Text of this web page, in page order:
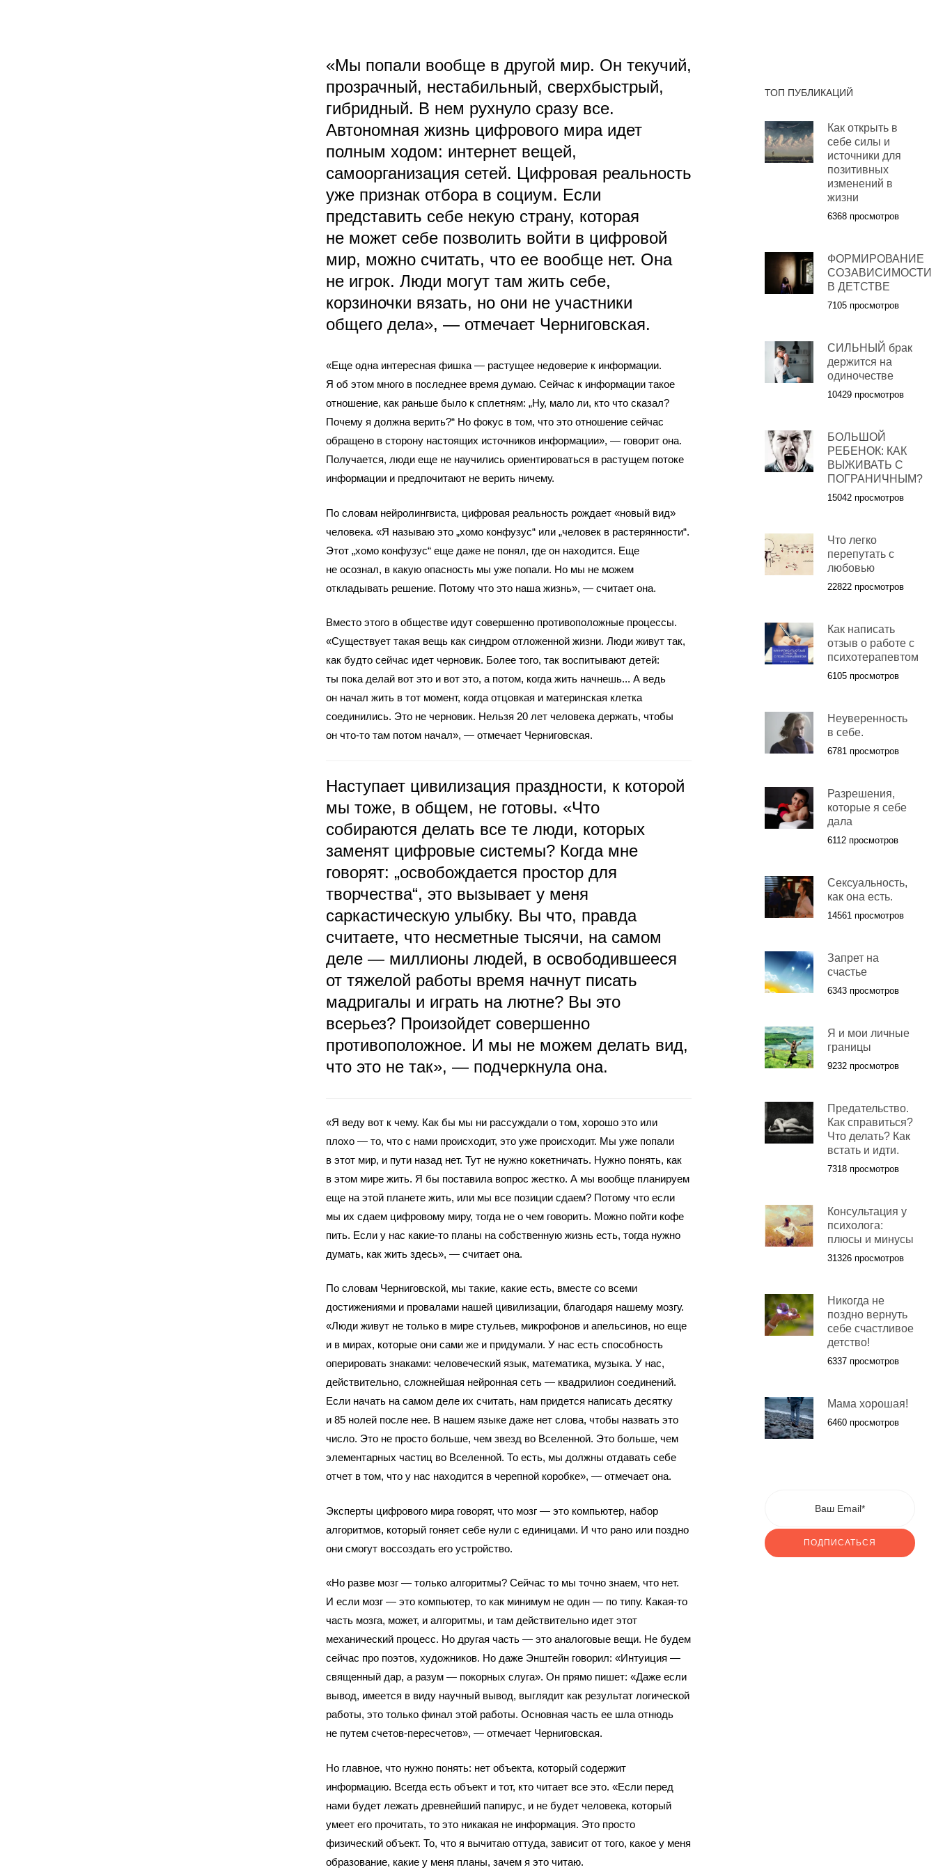
«Мы попали вообще в другой мир. Он текучий,
прозрачный, нестабильный, сверхбыстрый,
гибридный. В нем рухнуло сразу все.
Автономная жизнь цифрового мира идет
полным ходом: интернет вещей,
самоорганизация сетей. Цифровая реальность
уже признак отбора в социум. Если
представить себе некую страну, которая
не может себе позволить войти в цифровой
мир, можно считать, что ее вообще нет. Она
не игрок. Люди могут там жить себе,
корзиночки вязать, но они не участники
общего дела», — отмечает Черниговская.
«Еще одна интересная фишка — растущее недоверие к информации.
Я об этом много в последнее время думаю. Сейчас к информации такое
отношение, как раньше было к сплетням: „Ну, мало ли, кто что сказал?
Почему я должна верить?“ Но фокус в том, что это отношение сейчас
обращено в сторону настоящих источников информации», — говорит она.
Получается, люди еще не научились ориентироваться в растущем потоке
информации и предпочитают не верить ничему.
По словам нейролингвиста, цифровая реальность рождает «новый вид»
человека. «Я называю это „хомо конфузус“ или „человек в растерянности“.
Этот „хомо конфузус“ еще даже не понял, где он находится. Еще
не осознал, в какую опасность мы уже попали. Но мы не можем
откладывать решение. Потому что это наша жизнь», — считает она.
Вместо этого в обществе идут совершенно противоположные процессы.
«Существует такая вещь как синдром отложенной жизни. Люди живут так,
как будто сейчас идет черновик. Более того, так воспитывают детей:
ты пока делай вот это и вот это, а потом, когда жить начнешь... А ведь
он начал жить в тот момент, когда отцовкая и материнская клетка
соединились. Это не черновик. Нельзя 20 лет человека держать, чтобы
он что-то там потом начал», — отмечает Черниговская.
Наступает цивилизация праздности, к которой
мы тоже, в общем, не готовы. «Что
собираются делать все те люди, которых
заменят цифровые системы? Когда мне
говорят: „освобождается простор для
творчества“, это вызывает у меня
саркастическую улыбку. Вы что, правда
считаете, что несметные тысячи, на самом
деле — миллионы людей, в освободившееся
от тяжелой работы время начнут писать
мадригалы и играть на лютне? Вы это
всерьез? Произойдет совершенно
противоположное. И мы не можем делать вид,
что это не так», — подчеркнула она.
«Я веду вот к чему. Как бы мы ни рассуждали о том, хорошо это или
плохо — то, что с нами происходит, это уже происходит. Мы уже попали
в этот мир, и пути назад нет. Тут не нужно кокетничать. Нужно понять, как
в этом мире жить. Я бы поставила вопрос жестко. А мы вообще планируем
еще на этой планете жить, или мы все позиции сдаем? Потому что если
мы их сдаем цифровому миру, тогда не о чем говорить. Можно пойти кофе
пить. Если у нас какие-то планы на собственную жизнь есть, тогда нужно
думать, как жить здесь», — считает она.
По словам Черниговской, мы такие, какие есть, вместе со всеми
достижениями и провалами нашей цивилизации, благодаря нашему мозгу.
«Люди живут не только в мире стульев, микрофонов и апельсинов, но еще
и в мирах, которые они сами же и придумали. У нас есть способность
оперировать знаками: человеческий язык, математика, музыка. У нас,
действительно, сложнейшая нейронная сеть — квадрилион соединений.
Если начать на самом деле их считать, нам придется написать десятку
и 85 нолей после нее. В нашем языке даже нет слова, чтобы назвать это
число. Это не просто больше, чем звезд во Вселенной. Это больше, чем
элементарных частиц во Вселенной. То есть, мы должны отдавать себе
отчет в том, что у нас находится в черепной коробке», — отмечает она.
Эксперты цифрового мира говорят, что мозг — это компьютер, набор
алгоритмов, который гоняет себе нули с единицами. И что рано или поздно
они смогут воссоздать его устройство.
«Но разве мозг — только алгоритмы? Сейчас то мы точно знаем, что нет.
И если мозг — это компьютер, то как минимум не один — по типу. Какая-то
часть мозга, может, и алгоритмы, и там действительно идет этот
механический процесс. Но другая часть — это аналоговые вещи. Не будем
сейчас про поэтов, художников. Но даже Энштейн говорил: «Интуиция —
священный дар, а разум — покорных слуга». Он прямо пишет: «Даже если
вывод, имеется в виду научный вывод, выглядит как результат логической
работы, это только финал этой работы. Основная часть ее шла отнюдь
не путем счетов-пересчетов», — отмечает Черниговская.
Но главное, что нужно понять: нет объекта, который содержит
информацию. Всегда есть объект и тот, кто читает все это. «Если перед
нами будет лежать древнейший папирус, и не будет человека, который
умеет его прочитать, то это никакая не информация. Это просто
физический объект. То, что я вычитаю оттуда, зависит от того, какое у меня
образование, какие у меня планы, зачем я это читаю.
ТОП ПУБЛИКАЦИЙ
Как открыть в
себе силы и
источники для
позитивных
изменений в
жизни
6368 просмотров
ФОРМИРОВАНИЕ
СОЗАВИСИМОСТИ
В ДЕТСТВЕ
7105 просмотров
СИЛЬНЫЙ брак
держится на
одиночестве
10429 просмотров
БОЛЬШОЙ
РЕБЕНОК: КАК
ВЫЖИВАТЬ С
ПОГРАНИЧНЫМ?
15042 просмотров
Что легко
перепутать с
любовью
22822 просмотров
Как написать
отзыв о работе с
психотерапевтом
6105 просмотров
Неуверенность
в себе.
6781 просмотров
Разрешения,
которые я себе
дала
6112 просмотров
Сексуальность,
как она есть.
14561 просмотров
Запрет на
счастье
6343 просмотров
Я и мои личные
границы
9232 просмотров
Предательство.
Как справиться?
Что делать? Как
встать и идти.
7318 просмотров
Консультация у
психолога:
плюсы и минусы
31326 просмотров
Никогда не
поздно вернуть
себе счастливое
детство!
6337 просмотров
Мама хорошая!
6460 просмотров
ПОДПИСАТЬСЯ